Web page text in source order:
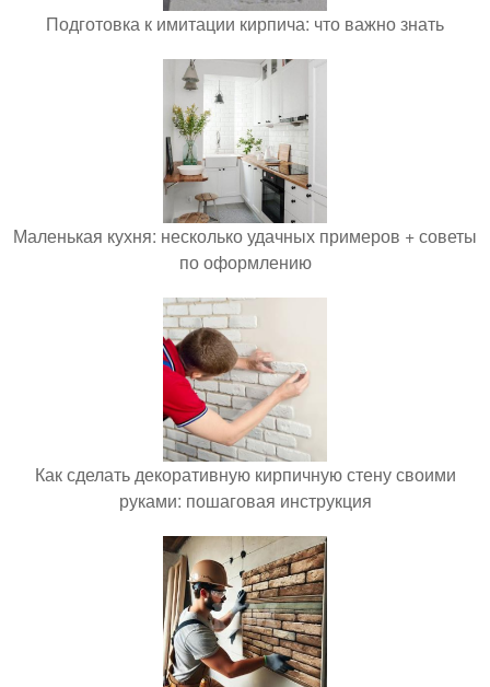
Подготовка к имитации кирпича: что важно знать
Маленькая кухня: несколько удачных примеров + советы
по оформлению
Как сделать декоративную кирпичную стену своими
руками: пошаговая инструкция